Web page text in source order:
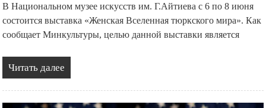
В Национальном музее искусств им. Г.Айтиева с 6 по 8 июня
состоится выставка «Женская Вселенная тюркского мира». Как
сообщает Минкультуры, целью данной выставки является
Читать далее